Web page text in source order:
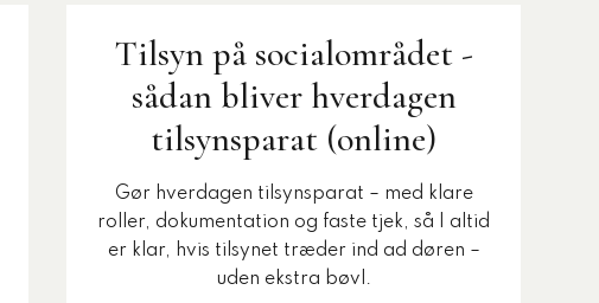
Tilsyn på socialområdet -
sådan bliver hverdagen
tilsynsparat (online)
Gør hverdagen tilsynsparat – med klare
roller, dokumentation og faste tjek, så I altid
er klar, hvis tilsynet træder ind ad døren –
uden ekstra bøvl.